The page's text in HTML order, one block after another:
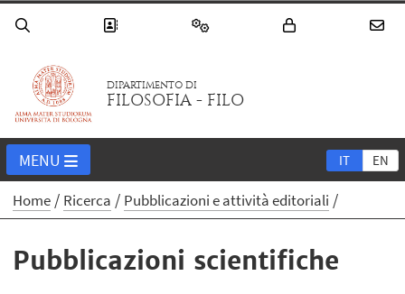
DIPARTIMENTO DI
FILOSOFIA - FILO
IT EN
MENU
Home Ricerca Pubblicazioni e attività editoriali
Pubblicazioni scientifiche